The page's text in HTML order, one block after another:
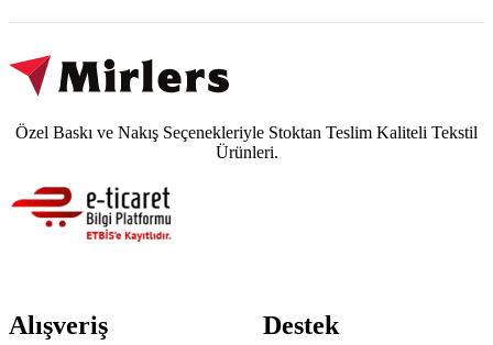
Özel Baskı ve Nakış Seçenekleriyle Stoktan Teslim Kaliteli Tekstil
Ürünleri.
Alışveriş Destek